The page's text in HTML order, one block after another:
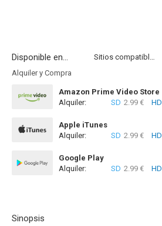
Disponible en...
Sitios compatibles
Alquiler y Compra
Amazon Prime Video Store
Alquiler:
SD 2.99 € HD
Apple iTunes
Alquiler:
SD 2.99 € HD
Google Play
Alquiler:
SD 2.99 € HD
Sinopsis